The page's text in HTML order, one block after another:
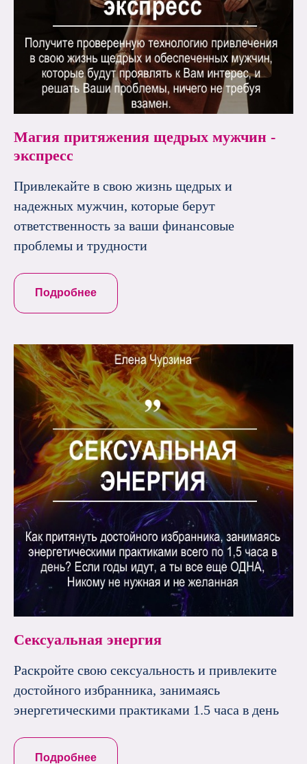
Магия притяжения щедрых мужчин -
экспресс
Привлекайте в свою жизнь щедрых и
надежных мужчин, которые берут
ответственность за ваши финансовые
проблемы и трудности
Подробнее
Сексуальная энергия
Раскройте свою сексуальность и привлеките
достойного избранника, занимаясь
энергетическими практиками 1.5 часа в день
Подробнее